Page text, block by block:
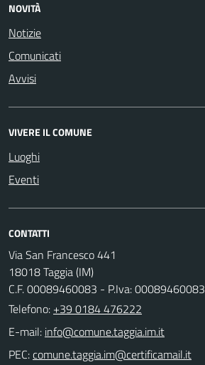
NOVITÀ
Notizie
Comunicati
Avvisi
VIVERE IL COMUNE
Luoghi
Eventi
CONTATTI
Via San Francesco 441
18018 Taggia (IM)
C.F. 00089460083 - P.Iva: 00089460083
Telefono: +39 0184 476222
E-mail:
PEC: